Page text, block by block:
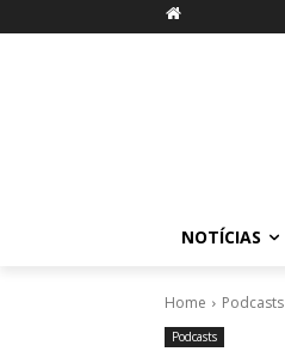
NOTÍCIAS
Home Podcasts
Podcasts